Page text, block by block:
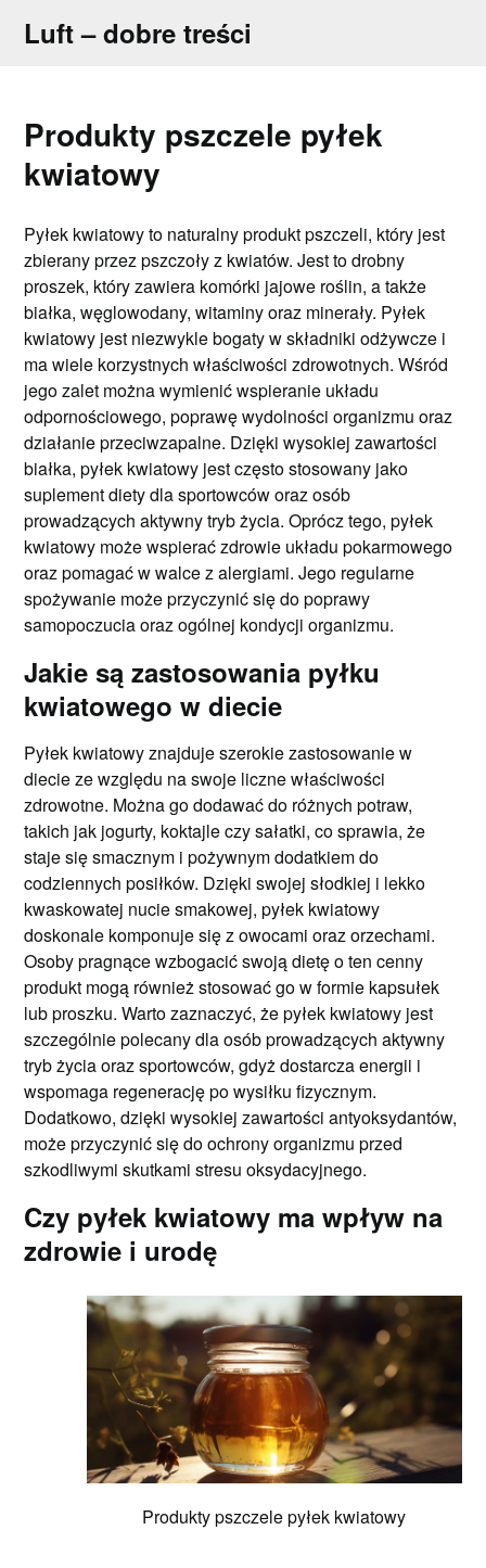
Luft – dobre treści
Produkty pszczele pyłek
kwiatowy
Pyłek kwiatowy to naturalny produkt pszczeli, który jest
zbierany przez pszczoły z kwiatów. Jest to drobny
proszek, który zawiera komórki jajowe roślin, a także
białka, węglowodany, witaminy oraz minerały. Pyłek
kwiatowy jest niezwykle bogaty w składniki odżywcze i
ma wiele korzystnych właściwości zdrowotnych. Wśród
jego zalet można wymienić wspieranie układu
odpornościowego, poprawę wydolności organizmu oraz
działanie przeciwzapalne. Dzięki wysokiej zawartości
białka, pyłek kwiatowy jest często stosowany jako
suplement diety dla sportowców oraz osób
prowadzących aktywny tryb życia. Oprócz tego, pyłek
kwiatowy może wspierać zdrowie układu pokarmowego
oraz pomagać w walce z alergiami. Jego regularne
spożywanie może przyczynić się do poprawy
samopoczucia oraz ogólnej kondycji organizmu.
Jakie są zastosowania pyłku
kwiatowego w diecie
Pyłek kwiatowy znajduje szerokie zastosowanie w
diecie ze względu na swoje liczne właściwości
zdrowotne. Można go dodawać do różnych potraw,
takich jak jogurty, koktajle czy sałatki, co sprawia, że
staje się smacznym i pożywnym dodatkiem do
codziennych posiłków. Dzięki swojej słodkiej i lekko
kwaskowatej nucie smakowej, pyłek kwiatowy
doskonale komponuje się z owocami oraz orzechami.
Osoby pragnące wzbogacić swoją dietę o ten cenny
produkt mogą również stosować go w formie kapsułek
lub proszku. Warto zaznaczyć, że pyłek kwiatowy jest
szczególnie polecany dla osób prowadzących aktywny
tryb życia oraz sportowców, gdyż dostarcza energii i
wspomaga regenerację po wysiłku fizycznym.
Dodatkowo, dzięki wysokiej zawartości antyoksydantów,
może przyczynić się do ochrony organizmu przed
szkodliwymi skutkami stresu oksydacyjnego.
Czy pyłek kwiatowy ma wpływ na
zdrowie i urodę
Produkty pszczele pyłek kwiatowy